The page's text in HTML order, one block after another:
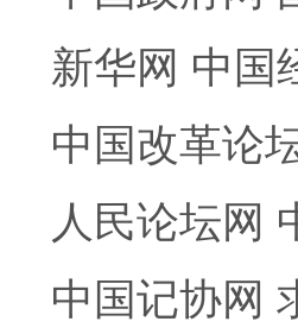
新华网 中国
中国改革论
人民论坛网
中国记协网